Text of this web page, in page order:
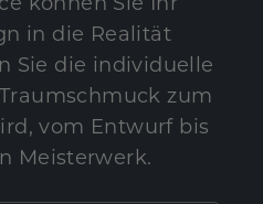
können Sie Ihr
in die Realität
Sie die individuelle
zum
vom Entwurf bis
Meisterwerk.